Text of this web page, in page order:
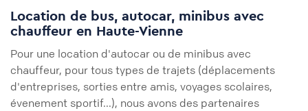
Location de bus, autocar, minibus avec
chauffeur en Haute-Vienne
Pour une location d'autocar ou de minibus avec
chauffeur, pour tous types de trajets (déplacements
d'entreprises, sorties entre amis, voyages scolaires,
évenement sportif...), nous avons des partenaires